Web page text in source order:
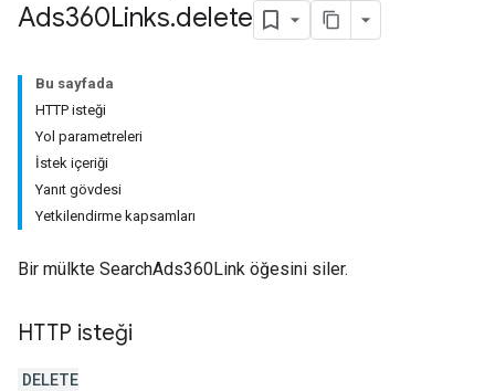
Ads360Links.delete
Bu sayfada
HTTP isteği
Yol parametreleri
İstek içeriği
Yanıt gövdesi
Yetkilendirme kapsamları
Bir mülkte SearchAds360Link öğesini siler.
HTTP isteği
DELETE